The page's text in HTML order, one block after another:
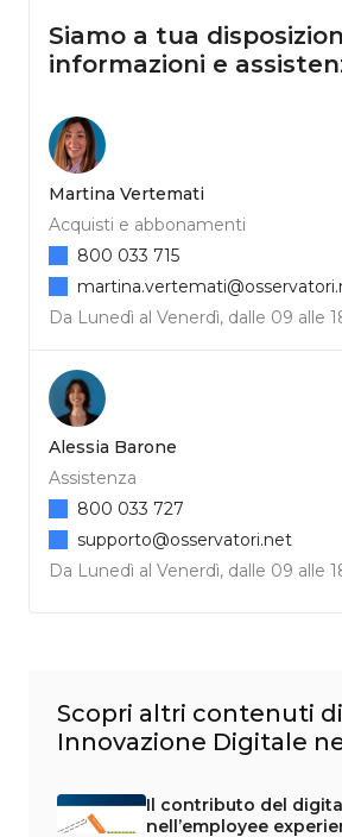
Siamo a tua
informazioni e
Martina Vertemati
Acquisti e abbonamenti
Da Lunedì al Venerdì, dalle 09 alle
800 033 715
Alessia Barone
Assistenza
Da Lunedì al Venerdì, dalle 09 alle
800 033 727
supporto@osservatori.net
Scopri altri contenuti di
Innovazione Digitale
Il contributo del
nell’employee